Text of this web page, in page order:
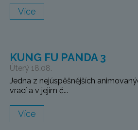
Více
KUNG FU PANDA 3
Úterý 18.08.
Jedna z nejúspěšnějších
vrací a v jejím č...
Více